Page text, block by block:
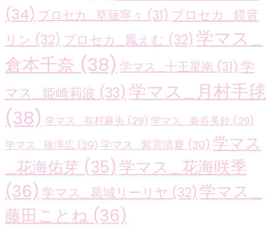
(34) プロセカ_草薙寧々 (31) プロセカ_鏡音
リン (32) プロセカ_鳳えむ (32) 学マス_
倉本千奈 (38) 学マス_十王星南 (31) 学
マス_姫崎莉波 (33) 学マス_月村手毬
(38) 学マス_有村麻央 (29) 学マス_秦谷美鈴 (29)
学マス_篠澤広 (29) 学マス_紫雲清夏 (30) 学マス
_花海佑芽 (35) 学マス_花海咲季
(36) 学マス_葛城リーリヤ (32) 学マス_
藤田ことね (36)